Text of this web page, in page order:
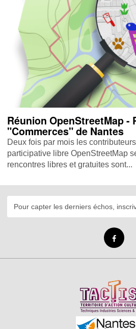
Réunion OpenStreetMap -
"Commerces" de Nantes
Deux fois par mois les
participative libre OpenStreetMap
rencontres libres et gratuites sont...